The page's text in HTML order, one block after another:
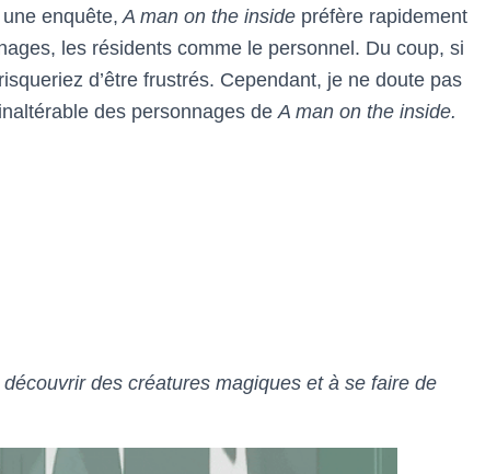
enquête, A man on the inside préfère rapidement
les résidents comme le personnel. Du coup, si
d’être frustrés. Cependant, je ne doute pas
des personnages deA man on the inside.
des créatures magiques et à se faire de